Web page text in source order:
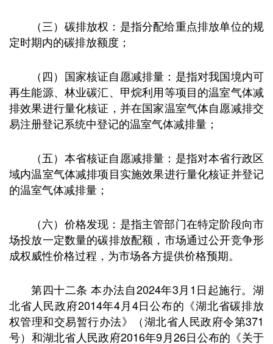
（三）碳排放权：是指分配给重点排放单位的规
定时期内的碳排放额度；
（四）国家核证自愿减排量：是指对我国境内可
再生能源、林业碳汇、甲烷利用等项目的温室气体减
排效果进行量化核证，并在国家温室气体自愿减排交
易注册登记系统中登记的温室气体减排量；
（五）本省核证自愿减排量：是指对本省行政区
域内温室气体减排项目实施效果进行量化核证并登记
的温室气体减排量；
（六）价格发现：是指主管部门在特定阶段向市
场投放一定数量的碳排放配额，市场通过公开竞争形
成权威性价格过程，为市场各方提供价格预期。
第四十二条 本办法自2024年3月1日起施行。湖
北省人民政府2014年4月4日公布的《湖北省碳排放
权管理和交易暂行办法》（湖北省人民政府令第371
号）和湖北省人民政府2016年9月26日公布的《关于